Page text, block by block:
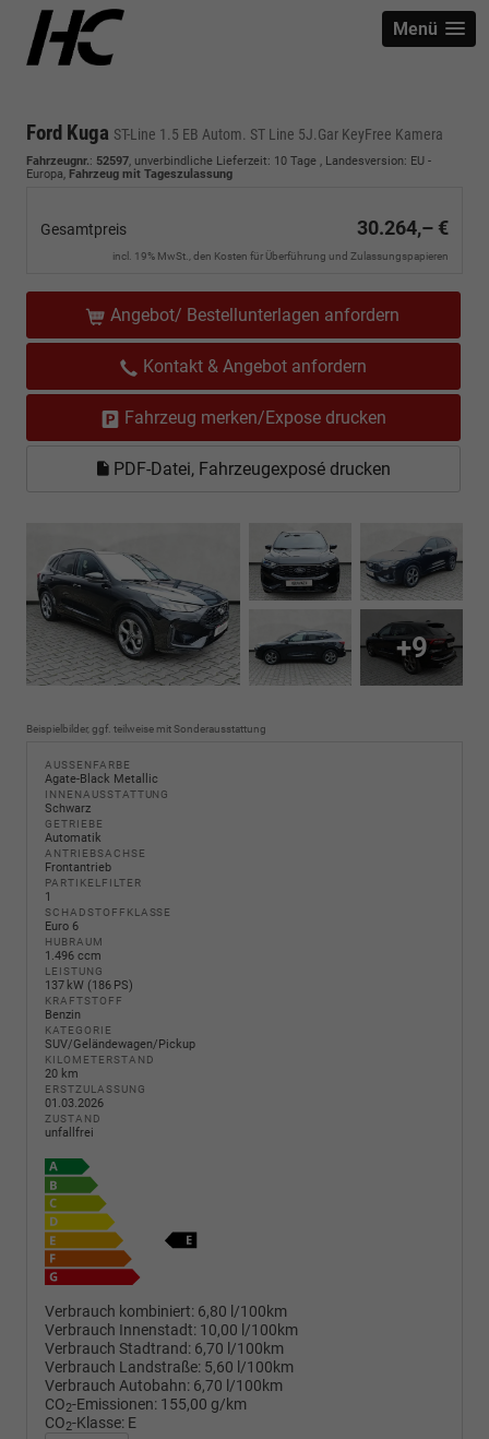
Menü
Ford Kuga ST-Line 1.5 EB Autom. ST Line 5J.Gar KeyFree Kamera
Fahrzeugnr.: 52597, unverbindliche Lieferzeit: 10 Tage , Landesversion: EU -
Europa, Fahrzeug mit Tageszulassung
Gesamtpreis 30.264,– €
incl. 19% MwSt., den Kosten für Überführung und Zulassungspapieren
Angebot/ Bestellunterlagen anfordern
Kontakt & Angebot anfordern
Fahrzeug merken/Expose drucken
PDF-Datei, Fahrzeugexposé drucken
+9
Beispielbilder, ggf. teilweise mit Sonderausstattung
AUSSENFARBE
Agate-Black Metallic
INNENAUSSTATTUNG
Schwarz
GETRIEBE
Automatik
ANTRIEBSACHSE
Frontantrieb
PARTIKELFILTER
1
SCHADSTOFFKLASSE
Euro 6
HUBRAUM
1.496 ccm
LEISTUNG
137 kW (186 PS)
KRAFTSTOFF
Benzin
KATEGORIE
SUV/Geländewagen/Pickup
KILOMETERSTAND
20 km
ERSTZULASSUNG
01.03.2026
ZUSTAND
unfallfrei
Verbrauch kombiniert: 6,80 l/100km
Verbrauch Innenstadt: 10,00 l/100km
Verbrauch Stadtrand: 6,70 l/100km
Verbrauch Landstraße: 5,60 l/100km
Verbrauch Autobahn: 6,70 l/100km
CO2-Emissionen: 155,00 g/km
CO2-Klasse: E